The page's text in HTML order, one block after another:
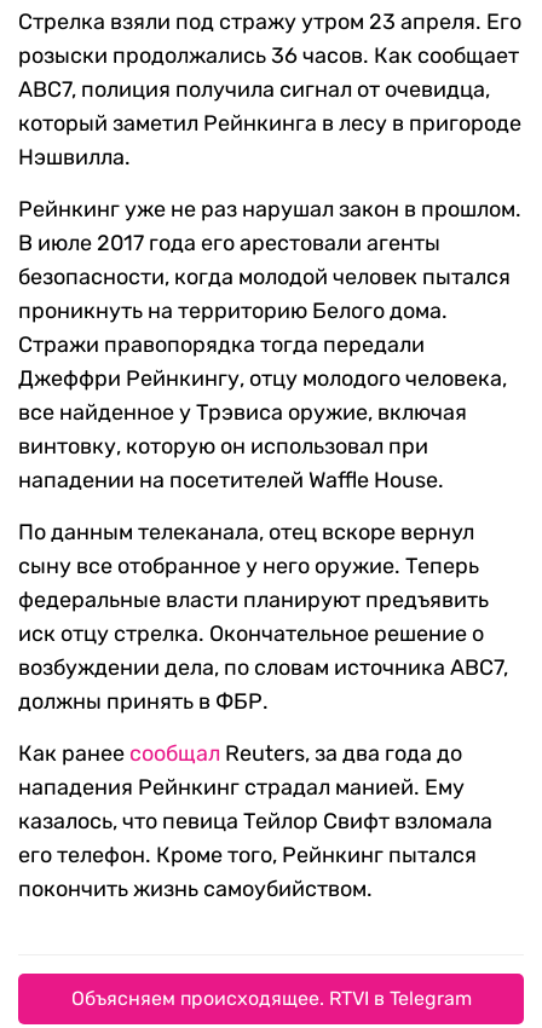
Стрелка взяли под стражу утром 23 апреля. Его
розыски продолжались 36 часов. Как сообщает
ABC7, полиция получила сигнал от очевидца,
который заметил Рейнкинга в лесу в пригороде
Нэшвилла.
Рейнкинг уже не раз нарушал закон в прошлом.
В июле 2017 года его арестовали агенты
безопасности, когда молодой человек пытался
проникнуть на территорию Белого дома.
Стражи правопорядка тогда передали
Джеффри Рейнкингу, отцу молодого человека,
все найденное у Трэвиса оружие, включая
винтовку, которую он использовал при
нападении на посетителей Waffle House.
По данным телеканала, отец вскоре вернул
сыну все отобранное у него оружие. Теперь
федеральные власти планируют предъявить
иск отцу стрелка. Окончательное решение о
возбуждении дела, по словам источника ABC7,
должны принять в ФБР.
Как ранее сообщал Reuters, за два года до
нападения Рейнкинг страдал манией. Ему
казалось, что певица Тейлор Свифт взломала
его телефон. Кроме того, Рейнкинг пытался
покончить жизнь самоубийством.
Объясняем происходящее. RTVI в Telegram